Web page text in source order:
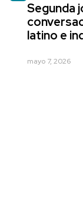
Segunda
latino e
mayo 7, 2026